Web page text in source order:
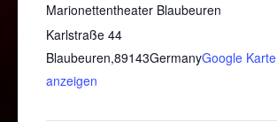
Marionettentheater Blaubeuren
Karlstraße 44
Blaubeuren,89143GermanyGoogle Karte
anzeigen